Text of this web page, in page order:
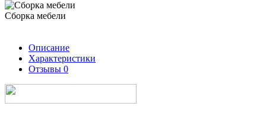
Сборка мебели
Описание
Характеристики
Отзывы 0